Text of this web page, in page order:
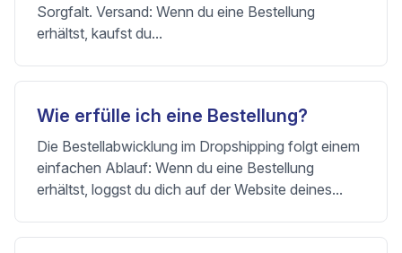
Sorgfalt. Versand: Wenn du eine Bestellung
erhältst, kaufst du...
Wie erfülle ich eine Bestellung?
Die Bestellabwicklung im Dropshipping folgt einem
einfachen Ablauf: Wenn du eine Bestellung
erhältst, loggst du dich auf der Website deines...